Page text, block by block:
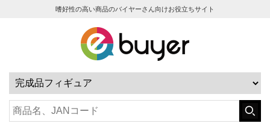
嗜好性の高い商品のバイヤーさん向けお役立ちサイト